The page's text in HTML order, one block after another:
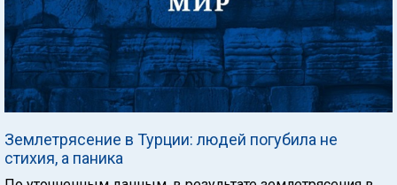
Землетрясение в Турции: людей погубила не
стихия, а паника